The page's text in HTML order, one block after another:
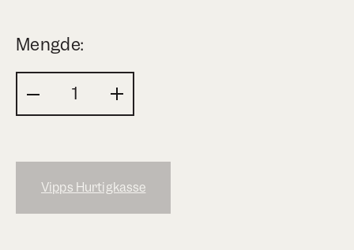
Mengde:
Vipps Hurtigkasse